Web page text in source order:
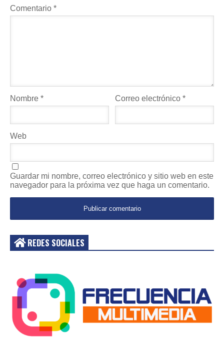
Comentario *
Nombre * Correo electrónico*
Web
Guardar mi nombre, correo electrónico y sitio web en este
navegador para la próxima vez que haga un comentario.
REDES SOCIALES